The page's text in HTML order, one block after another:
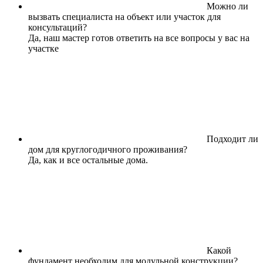
Можно ли
вызвать специалиста на объект или участок для
консультаций?
Да, наш мастер готов ответить на все вопросы у вас на
участке
Подходит ли
дом для круглогодичного проживания?
Да, как и все остальные дома.
Какой
фундамент необходим для модульной конструкции?